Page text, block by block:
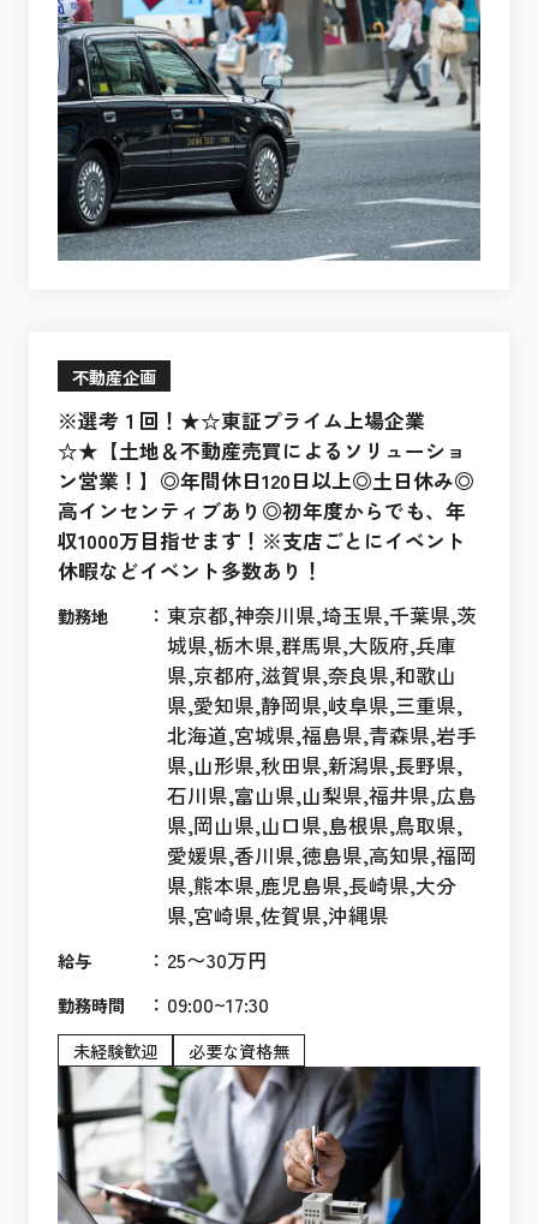
不動産企画
※選考１回！★☆東証プライム上場企業
☆★【土地＆不動産売買によるソリューショ
ン営業！】◎年間休日120日以上◎土日休み◎
高インセンティブあり◎初年度からでも、年
収1000万目指せます！※支店ごとにイベント
休暇などイベント多数あり！
勤務地 ： 東京都,神奈川県,埼玉県,千葉県,茨
城県,栃木県,群馬県,大阪府,兵庫
県,京都府,滋賀県,奈良県,和歌山
県,愛知県,静岡県,岐阜県,三重県,
北海道,宮城県,福島県,青森県,岩手
県,山形県,秋田県,新潟県,長野県,
石川県,富山県,山梨県,福井県,広島
県,岡山県,山口県,島根県,鳥取県,
愛媛県,香川県,徳島県,高知県,福岡
県,熊本県,鹿児島県,長崎県,大分
県,宮崎県,佐賀県,沖縄県
給与 ： 25〜30万円
勤務時間 ： 09:00~17:30
未経験歓迎 必要な資格無